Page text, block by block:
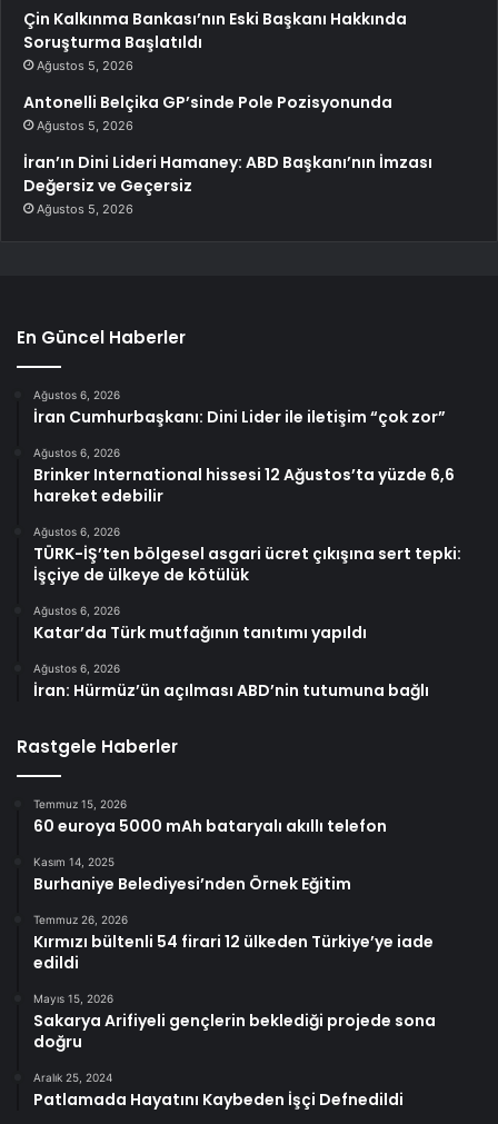
Çin Kalkınma Bankası’nın Eski Başkanı Hakkında
Soruşturma Başlatıldı
Ağustos 5, 2026
Antonelli Belçika GP’sinde Pole Pozisyonunda
Ağustos 5, 2026
İran’ın Dini Lideri Hamaney: ABD Başkanı’nın İmzası
Değersiz ve Geçersiz
Ağustos 5, 2026
En Güncel Haberler
Ağustos 6, 2026
İran Cumhurbaşkanı: Dini Lider ile iletişim “çok zor”
Ağustos 6, 2026
Brinker International hissesi 12 Ağustos’ta yüzde 6,6
hareket edebilir
Ağustos 6, 2026
TÜRK-İŞ’ten bölgesel asgari ücret çıkışına sert tepki:
İşçiye de ülkeye de kötülük
Ağustos 6, 2026
Katar’da Türk mutfağının tanıtımı yapıldı
Ağustos 6, 2026
İran: Hürmüz’ün açılması ABD’nin tutumuna bağlı
Rastgele Haberler
Temmuz 15, 2026
60 euroya 5000 mAh bataryalı akıllı telefon
Kasım 14, 2025
Burhaniye Belediyesi’nden Örnek Eğitim
Temmuz 26, 2026
Kırmızı bültenli 54 firari 12 ülkeden Türkiye’ye iade
edildi
Mayıs 15, 2026
Sakarya Arifiyeli gençlerin beklediği projede sona
doğru
Aralık 25, 2024
Patlamada Hayatını Kaybeden İşçi Defnedildi